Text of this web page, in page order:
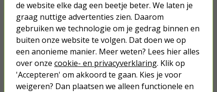
Anderen kochten ook...
Netwerkkabel | Cat6 S/FTP | 1.5
meter (100% koper, LSZH, Rood)
2,95
de website elke dag een beetje beter. We laten je
graag nuttige advertenties zien. Daarom
gebruiken we technologie om je gedrag binnen en
buiten onze website te volgen. Dat doen we op
een anonieme manier. Meer weten? Lees hier alles
over onze cookie- en privacyverklaring. Klik op
'Accepteren' om akkoord te gaan. Kies je voor
weigeren? Dan plaatsen we alleen functionele en